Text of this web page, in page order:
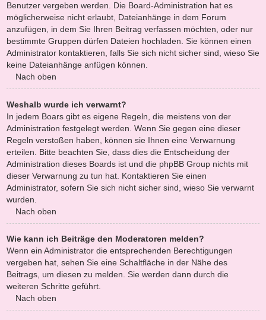
Benutzer vergeben werden. Die Board-Administration hat es
möglicherweise nicht erlaubt, Dateianhänge in dem Forum
anzufügen, in dem Sie Ihren Beitrag verfassen möchten, oder nur
bestimmte Gruppen dürfen Dateien hochladen. Sie können einen
Administrator kontaktieren, falls Sie sich nicht sicher sind, wieso Sie
keine Dateianhänge anfügen können.
Nach oben
Weshalb wurde ich verwarnt?
In jedem Boars gibt es eigene Regeln, die meistens von der
Administration festgelegt werden. Wenn Sie gegen eine dieser
Regeln verstoßen haben, können sie Ihnen eine Verwarnung
erteilen. Bitte beachten Sie, dass dies die Entscheidung der
Administration dieses Boards ist und die phpBB Group nichts mit
dieser Verwarnung zu tun hat. Kontaktieren Sie einen
Administrator, sofern Sie sich nicht sicher sind, wieso Sie verwarnt
wurden.
Nach oben
Wie kann ich Beiträge den Moderatoren melden?
Wenn ein Administrator die entsprechenden Berechtigungen
vergeben hat, sehen Sie eine Schaltfläche in der Nähe des
Beitrags, um diesen zu melden. Sie werden dann durch die
weiteren Schritte geführt.
Nach oben